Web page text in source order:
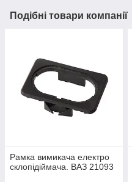
Подібні товари компанії
Рамка вимикача електро
склопідіймача. ВАЗ 21093